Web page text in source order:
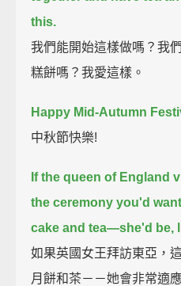
this.
我們能開始這樣做嗎？我
糕餅嗎？我愛這樣。
Happy Mid-Autumn
中秋節快樂!
If the queen of England
the ceremony you'd
cake and tea—she'd be,
如果英國女王拜訪東亞，
月餅和茶－－她會非常適